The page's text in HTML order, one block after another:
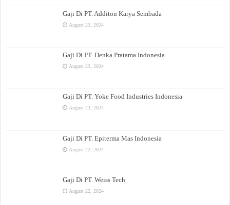
Gaji Di PT. Additon Karya Sembada
August 23, 2024
Gaji Di PT. Denka Pratama Indonesia
August 23, 2024
Gaji Di PT. Yoke Food Industries Indonesia
August 23, 2024
Gaji Di PT. Epiterma Mas Indonesia
August 22, 2024
Gaji Di PT. Weiss Tech
August 22, 2024